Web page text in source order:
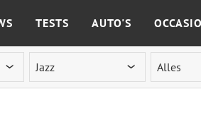
TESTS AUTO'S